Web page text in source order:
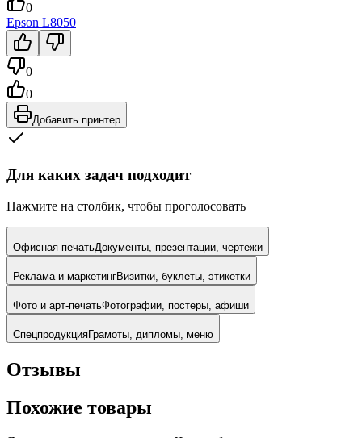
0
Epson L8050
0
0
Добавить принтер
Для каких задач подходит
Нажмите на столбик, чтобы проголосовать
—
Офисная печатьДокументы, презентации, чертежи
—
Реклама и маркетингВизитки, буклеты, этикетки
—
Фото и арт-печатьФотографии, постеры, афиши
—
СпецпродукцияГрамоты, дипломы, меню
Отзывы
Похожие товары